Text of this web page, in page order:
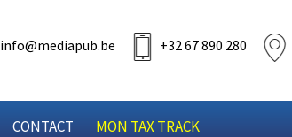
info@mediapub.be +32 67 890 280
CONTACT MON TAX TRACK